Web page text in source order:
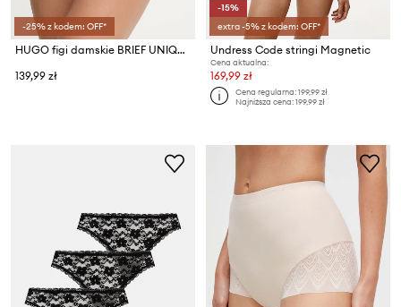
-25% z kodem: OFF*
HUGO figi damskie BRIEF UNIQUE
139,99 zł
-15%
extra -5% z kodem: OFF*
Undress Code stringi Magnetic
Cena aktualna:
169,99 zł
Cena regularna:199,99 zł
Najniższa cena:199,99 zł